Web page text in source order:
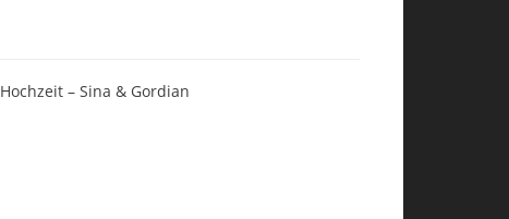
Hochzeit – Sina & Gordian